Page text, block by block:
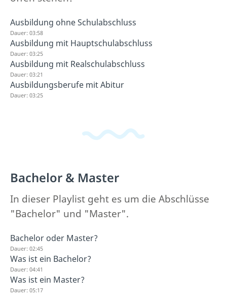
Ausbildung ohne Schulabschluss
Dauer: 03:58
Ausbildung mit Hauptschulabschluss
Dauer: 03:25
Ausbildung mit Realschulabschluss
Dauer: 03:21
Ausbildungsberufe mit Abitur
Dauer: 03:25
Bachelor & Master
In dieser Playlist geht es um die Abschlüsse
"Bachelor" und "Master".
Bachelor oder Master?
Dauer: 02:45
Was ist ein Bachelor?
Dauer: 04:41
Was ist ein Master?
Dauer: 05:17